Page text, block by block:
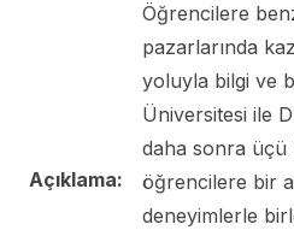
Açıklama:
Öğrencilere
pazarlarında
yoluyla bilgi ve
Üniversitesi ile
daha sonra üçü
öğrencilere bir
deneyimlerle